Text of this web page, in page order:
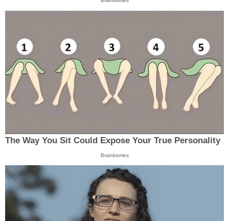
The Way You Sit Could Expose Your True Personality
Brainberries